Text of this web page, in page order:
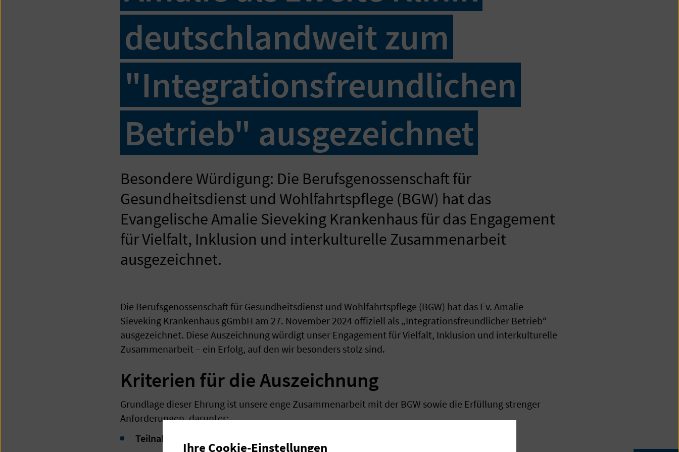
deutschlandweit zum
"Integrationsfreundlichen
Betrieb" ausgezeichnet
Besondere Würdigung: Die Berufsgenossenschaft für
Gesundheitsdienst und Wohlfahrtspflege (BGW) hat das
Evangelische Amalie Sieveking Krankenhaus für das Engagement
für Vielfalt, Inklusion und interkulturelle Zusammenarbeit
ausgezeichnet.
Die Berufsgenossenschaft für Gesundheitsdienst und Wohlfahrtspflege (BGW) hat das Ev. Amalie
Sieveking Krankenhaus gGmbH am 27. November 2024 offiziell als „Integrationsfreundlicher Betrieb“
ausgezeichnet. Diese Auszeichnung würdigt unser Engagement für Vielfalt, Inklusion und interkulturelle
Zusammenarbeit – ein Erfolg, auf den wir besonders stolz sind.
Kriterien für die Auszeichnung
Grundlage dieser Ehrung ist unsere enge Zusammenarbeit mit der BGW sowie die Erfüllung strenger
Anforderungen, darunter:
Teilnahme an einem BGW-Bonusprogramm
Ihre Cookie-Einstellungen